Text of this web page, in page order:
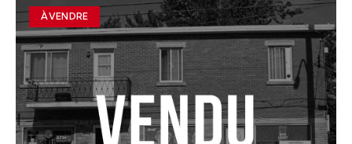
À VENDRE